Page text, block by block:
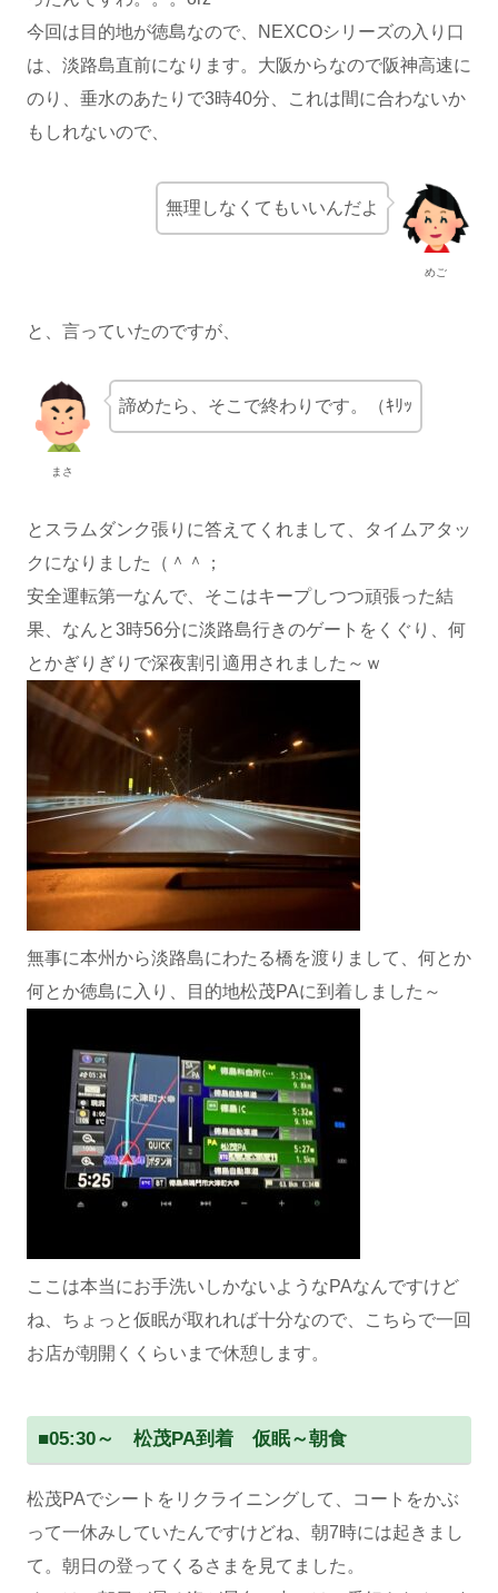
今回は目的地が徳島なので、NEXCOシリーズの入り口
は、淡路島直前になります。大阪からなので阪神高速に
のり、垂水のあたりで3時40分、これは間に合わないか
もしれないので、
めご
無理しなくてもいいんだよ
と、言っていたのですが、
まさ
諦めたら、そこで終わりです。（ｷﾘｯ
とスラムダンク張りに答えてくれまして、タイムアタッ
クになりました（＾＾；
安全運転第一なんで、そこはキープしつつ頑張った結
果、なんと3時56分に淡路島行きのゲートをくぐり、何
とかぎりぎりで深夜割引適用されました～ｗ
無事に本州から淡路島にわたる橋を渡りまして、何とか
何とか徳島に入り、目的地松茂PAに到着しました～
ここは本当にお手洗いしかないようなPAなんですけど
ね、ちょっと仮眠が取れれば十分なので、こちらで一回
お店が朝開くくらいまで休憩します。
■05:30～ 松茂PA到着 仮眠～朝食
松茂PAでシートをリクライニングして、コートをかぶ
って一休みしていたんですけどね、朝7時には起きまし
て。朝日の登ってくるさまを見てました。